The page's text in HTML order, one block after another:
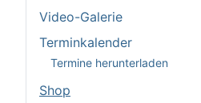
Video-Galerie
Terminkalender
Termine herunterladen
Shop